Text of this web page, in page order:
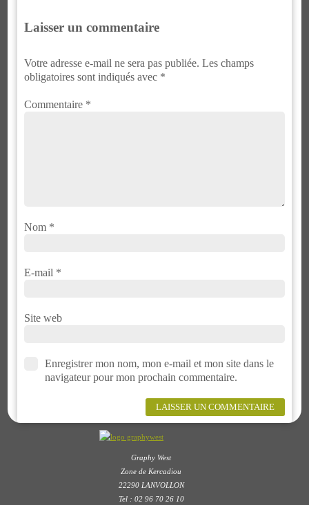
Laisser un commentaire
Votre adresse e-mail ne sera pas publiée. Les champs
obligatoires sont indiqués avec *
Commentaire *
Nom *
E-mail *
Site web
Enregistrer mon nom, mon e-mail et mon site dans le
navigateur pour mon prochain commentaire.
Graphy West
Zone de Kercadiou
22290 LANVOLLON
Tel : 02 96 70 26 10